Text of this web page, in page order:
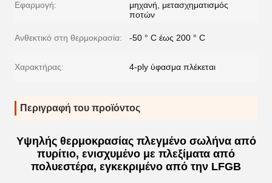
Εφαρμογή:
μηχανή, μετασχηματισμός
ποτών
Ανθεκτικό στη θερμοκρασία: -50 ° C έως 200 ° C
Χαρακτήρας: 4-ply ύφασμα πλέκεται
Περιγραφή του προϊόντος
Υψηλής θερμοκρασίας πλεγμένο σωλήνα από
πυρίτιο, ενισχυμένο με πλεξίματα από
πολυεστέρα, εγκεκριμένο από την LFGB